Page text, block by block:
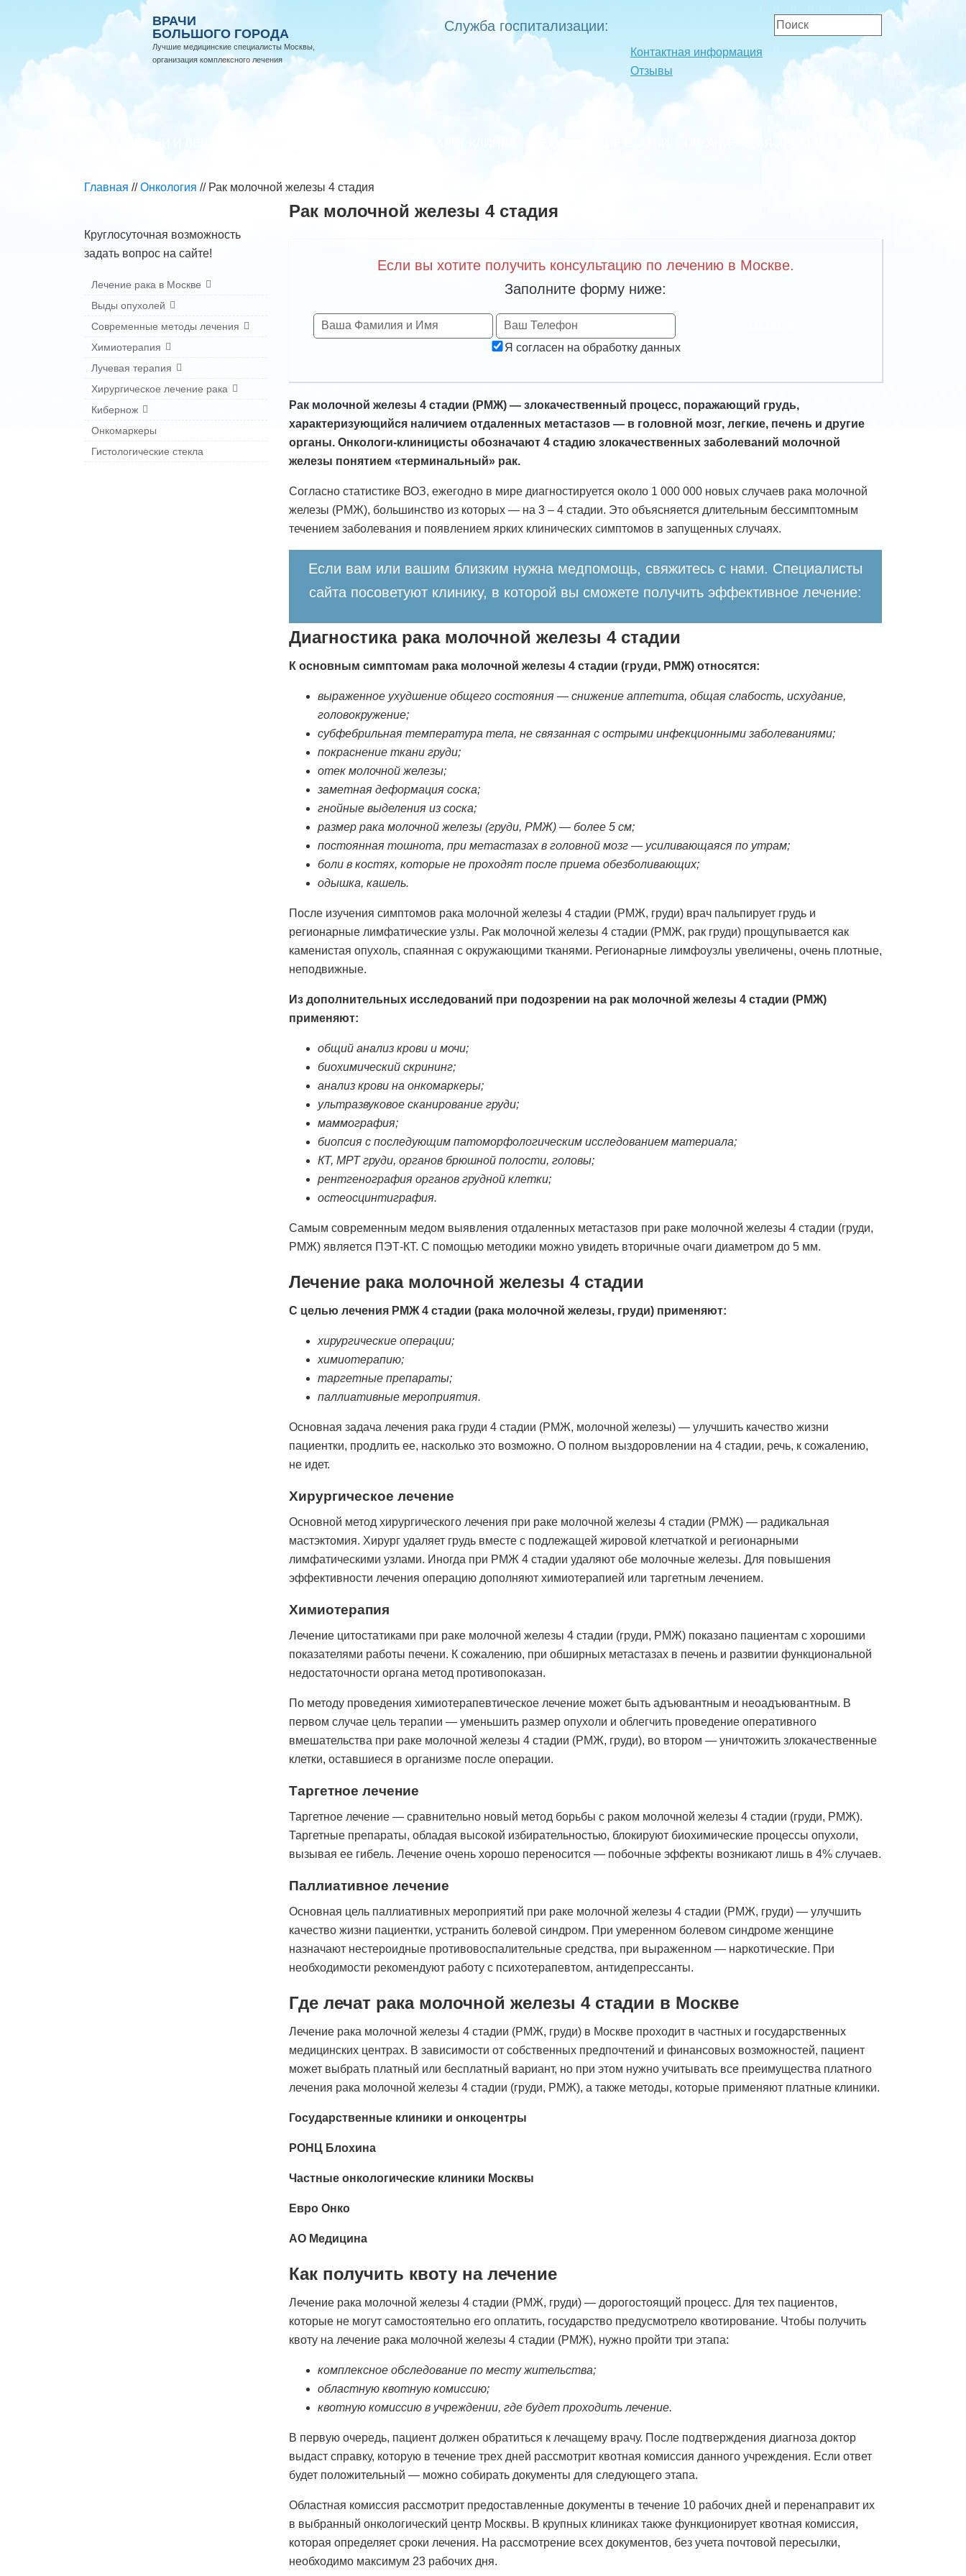
ВРАЧИ
БОЛЬШОГО ГОРОДА
Лучшие медицинские специалисты Москвы,
организация комплексного лечения
Служба госпитализации:
Контактная информация
Отзывы
Главная // Онкология // Рак молочной железы 4 стадия
Круглосуточная возможность
задать вопрос на сайте!
Лечение рака в Москве
Выды опухолей
Современные методы лечения
Химиотерапия
Лучевая терапия
Хирургическое лечение рака
Кибернож
Онкомаркеры
Гистологические стекла
Рак молочной железы 4 стадия
Если вы хотите получить консультацию по лечению в Москве.
Заполните форму ниже:
Я согласен на обработку данных
Рак молочной железы 4 стадии (РМЖ) — злокачественный процесс, поражающий грудь,
характеризующийся наличием отдаленных метастазов — в головной мозг, легкие, печень и другие
органы. Онкологи-клиницисты обозначают 4 стадию злокачественных заболеваний молочной
железы понятием «терминальный» рак.
Согласно статистике ВОЗ, ежегодно в мире диагностируется около 1 000 000 новых случаев рака молочной
железы (РМЖ), большинство из которых — на 3 – 4 стадии. Это объясняется длительным бессимптомным
течением заболевания и появлением ярких клинических симптомов в запущенных случаях.
Если вам или вашим близким нужна медпомощь, свяжитесь с нами. Специалисты
сайта посоветуют клинику, в которой вы сможете получить эффективное лечение:
Диагностика рака молочной железы 4 стадии
К основным симптомам рака молочной железы 4 стадии (груди, РМЖ) относятся:
выраженное ухудшение общего состояния — снижение аппетита, общая слабость, исхудание,
головокружение;
субфебрильная температура тела, не связанная с острыми инфекционными заболеваниями;
покраснение ткани груди;
отек молочной железы;
заметная деформация соска;
гнойные выделения из соска;
размер рака молочной железы (груди, РМЖ) — более 5 см;
постоянная тошнота, при метастазах в головной мозг — усиливающаяся по утрам;
боли в костях, которые не проходят после приема обезболивающих;
одышка, кашель.
После изучения симптомов рака молочной железы 4 стадии (РМЖ, груди) врач пальпирует грудь и
регионарные лимфатические узлы. Рак молочной железы 4 стадии (РМЖ, рак груди) прощупывается как
каменистая опухоль, спаянная с окружающими тканями. Регионарные лимфоузлы увеличены, очень плотные,
неподвижные.
Из дополнительных исследований при подозрении на рак молочной железы 4 стадии (РМЖ)
применяют:
общий анализ крови и мочи;
биохимический скрининг;
анализ крови на онкомаркеры;
ультразвуковое сканирование груди;
маммография;
биопсия с последующим патоморфологическим исследованием материала;
КТ, МРТ груди, органов брюшной полости, головы;
рентгенография органов грудной клетки;
остеосцинтиграфия.
Самым современным медом выявления отдаленных метастазов при раке молочной железы 4 стадии (груди,
РМЖ) является ПЭТ-КТ. С помощью методики можно увидеть вторичные очаги диаметром до 5 мм.
Лечение рака молочной железы 4 стадии
С целью лечения РМЖ 4 стадии (рака молочной железы, груди) применяют:
хирургические операции;
химиотерапию;
таргетные препараты;
паллиативные мероприятия.
Основная задача лечения рака груди 4 стадии (РМЖ, молочной железы) — улучшить качество жизни
пациентки, продлить ее, насколько это возможно. О полном выздоровлении на 4 стадии, речь, к сожалению,
не идет.
Хирургическое лечение
Основной метод хирургического лечения при раке молочной железы 4 стадии (РМЖ) — радикальная
мастэктомия. Хирург удаляет грудь вместе с подлежащей жировой клетчаткой и регионарными
лимфатическими узлами. Иногда при РМЖ 4 стадии удаляют обе молочные железы. Для повышения
эффективности лечения операцию дополняют химиотерапией или таргетным лечением.
Химиотерапия
Лечение цитостатиками при раке молочной железы 4 стадии (груди, РМЖ) показано пациентам с хорошими
показателями работы печени. К сожалению, при обширных метастазах в печень и развитии функциональной
недостаточности органа метод противопоказан.
По методу проведения химиотерапевтическое лечение может быть адъювантным и неоадъювантным. В
первом случае цель терапии — уменьшить размер опухоли и облегчить проведение оперативного
вмешательства при раке молочной железы 4 стадии (РМЖ, груди), во втором — уничтожить злокачественные
клетки, оставшиеся в организме после операции.
Таргетное лечение
Таргетное лечение — сравнительно новый метод борьбы с раком молочной железы 4 стадии (груди, РМЖ).
Таргетные препараты, обладая высокой избирательностью, блокируют биохимические процессы опухоли,
вызывая ее гибель. Лечение очень хорошо переносится — побочные эффекты возникают лишь в 4% случаев.
Паллиативное лечение
Основная цель паллиативных мероприятий при раке молочной железы 4 стадии (РМЖ, груди) — улучшить
качество жизни пациентки, устранить болевой синдром. При умеренном болевом синдроме женщине
назначают нестероидные противовоспалительные средства, при выраженном — наркотические. При
необходимости рекомендуют работу с психотерапевтом, антидепрессанты.
Где лечат рака молочной железы 4 стадии в Москве
Лечение рака молочной железы 4 стадии (РМЖ, груди) в Москве проходит в частных и государственных
медицинских центрах. В зависимости от собственных предпочтений и финансовых возможностей, пациент
может выбрать платный или бесплатный вариант, но при этом нужно учитывать все преимущества платного
лечения рака молочной железы 4 стадии (груди, РМЖ), а также методы, которые применяют платные клиники.
Государственные клиники и онкоцентры
РОНЦ Блохина
Частные онкологические клиники Москвы
Евро Онко
АО Медицина
Как получить квоту на лечение
Лечение рака молочной железы 4 стадии (РМЖ, груди) — дорогостоящий процесс. Для тех пациентов,
которые не могут самостоятельно его оплатить, государство предусмотрело квотирование. Чтобы получить
квоту на лечение рака молочной железы 4 стадии (РМЖ), нужно пройти три этапа:
комплексное обследование по месту жительства;
областную квотную комиссию;
квотную комиссию в учреждении, где будет проходить лечение.
В первую очередь, пациент должен обратиться к лечащему врачу. После подтверждения диагноза доктор
выдаст справку, которую в течение трех дней рассмотрит квотная комиссия данного учреждения. Если ответ
будет положительный — можно собирать документы для следующего этапа.
Областная комиссия рассмотрит предоставленные документы в течение 10 рабочих дней и перенаправит их
в выбранный онкологический центр Москвы. В крупных клиниках также функционирует квотная комиссия,
которая определяет сроки лечения. На рассмотрение всех документов, без учета почтовой пересылки,
необходимо максимум 23 рабочих дня.